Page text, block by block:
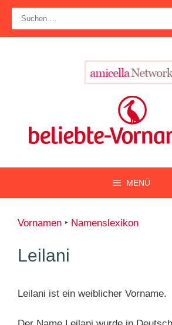
Zum
Inhalt
springen
nach:
MENÜ
Vornamen ‣ Namenslexikon
Leilani
Leilani ist ein weiblicher Vorname.